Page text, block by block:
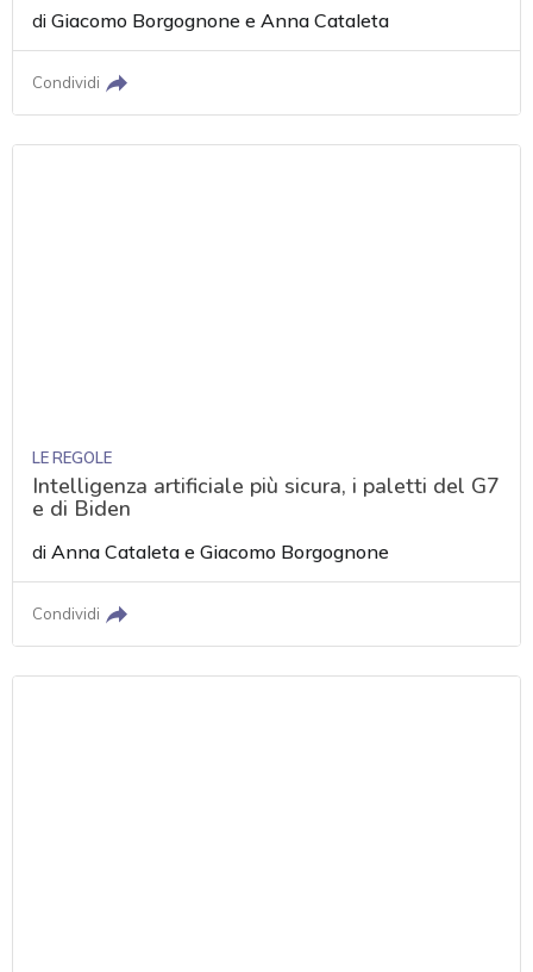
diGiacomo Borgognone eAnna Cataleta
Condividi
LE REGOLE
Intelligenza artificiale più sicura, i paletti del G7
e di Biden
diAnna Cataleta eGiacomo Borgognone
Condividi